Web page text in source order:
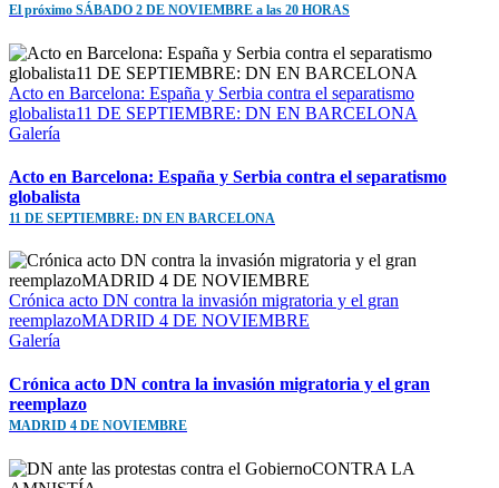
El próximo SÁBADO 2 DE NOVIEMBRE a las 20 HORAS
Acto en Barcelona: España y Serbia contra el separatismo
globalista11 DE SEPTIEMBRE: DN EN BARCELONA
Galería
Acto en Barcelona: España y Serbia contra el separatismo
globalista
11 DE SEPTIEMBRE: DN EN BARCELONA
Crónica acto DN contra la invasión migratoria y el gran
reemplazoMADRID 4 DE NOVIEMBRE
Galería
Crónica acto DN contra la invasión migratoria y el gran
reemplazo
MADRID 4 DE NOVIEMBRE